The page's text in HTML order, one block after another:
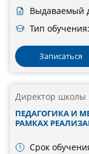
Выдаваемый
Тип
Записаться
Директор школы
ПЕДАГОГИКА И
РАМКАХ
Срок